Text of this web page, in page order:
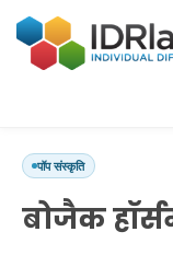
पॉप संस्कृति
बोजैक